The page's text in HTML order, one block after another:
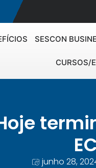
SESCON
CURSOS/
junho 28,